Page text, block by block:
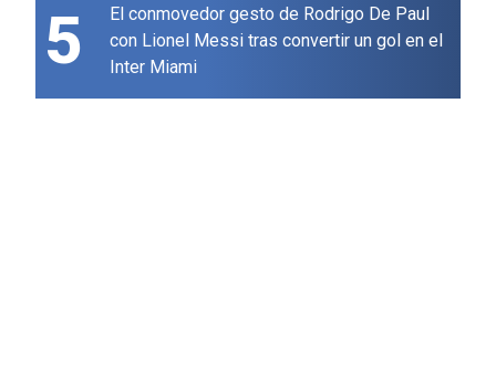
5
El conmovedor gesto de Rodrigo De Paul
con Lionel Messi tras convertir un gol en el
Inter Miami